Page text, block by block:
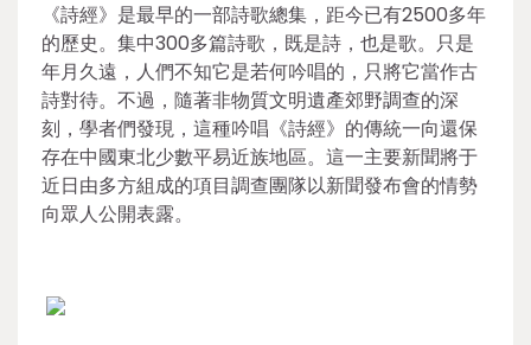
《詩經》是最早的一部詩歌總集，距今已有2500多年
的歷史。集中300多篇詩歌，既是詩，也是歌。只是
年月久遠，人們不知它是若何吟唱的，只將它當作古
詩對待。不過，隨著非物質文明遺產郊野調查的深
刻，學者們發現，這種吟唱《詩經》的傳統一向還保
存在中國東北少數平易近族地區。這一主要新聞將于
近日由多方組成的項目調查團隊以新聞發布會的情勢
向眾人公開表露。